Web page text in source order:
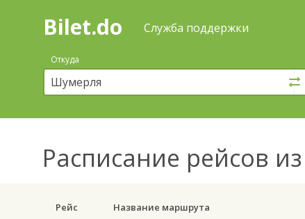
Поиск
покупка
билетов
автобус
онлайн
Bilet.do Служба поддержки
Откуда
Расписание рейсов
Рейс Название маршрута